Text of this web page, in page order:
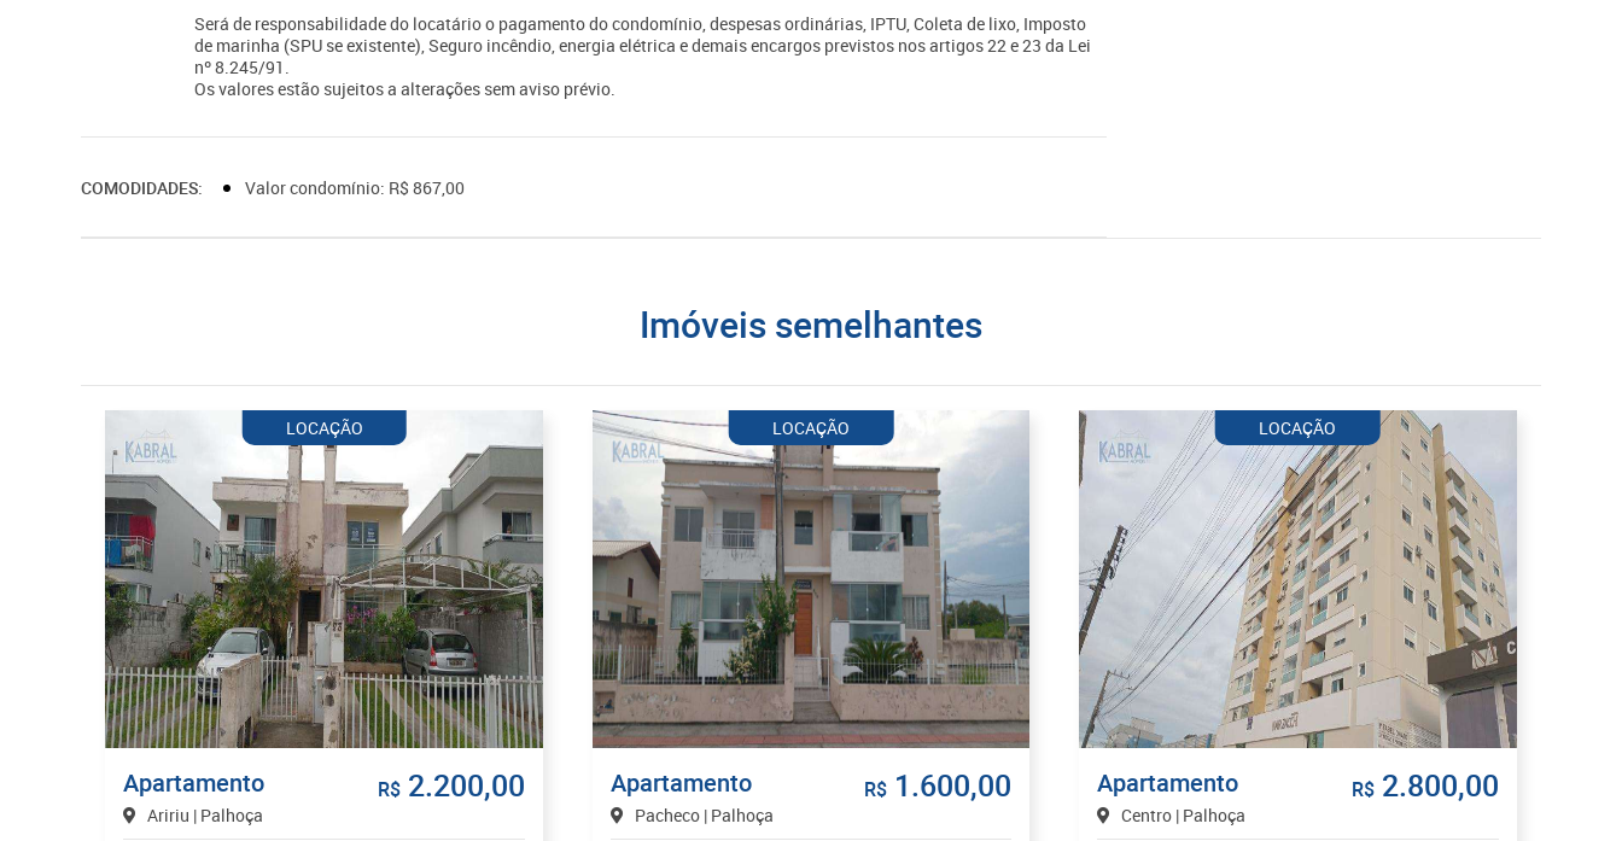
Será de responsabilidade do locatário o pagamento do condomínio, despesas ordinárias, IPTU, Coleta de lixo, Imposto
de marinha (SPU se existente), Seguro incêndio, energia elétrica e demais encargos previstos nos artigos 22 e 23 da Lei
nº 8.245/91.
Os valores estão sujeitos a alterações sem aviso prévio.
COMODIDADES: Valor condomínio: R$ 867,00
imóveis semelhantes
LOCAÇÃO
Apartamento
Aririu | Palhoça
R$ 2.200,00
LOCAÇÃO
Apartamento
Pacheco | Palhoça
R$ 1.600,00
LOCAÇÃO
Apartamento
Centro | Palhoça
R$2.800,00